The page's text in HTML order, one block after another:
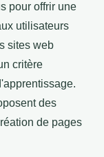
pour offrir une
utilisateurs
sites web
critère
des
de pages